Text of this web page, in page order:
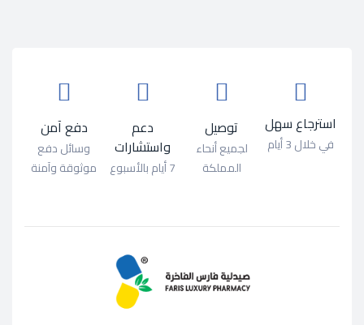
استرجاع سهل
في خلال 3 أيام
توصيل
لجميع أنحاء
المملكة
دعم
واستشارات
7 أيام بالأسبوع
دفع آمن
وسائل دفع
موثوقة وآمنة